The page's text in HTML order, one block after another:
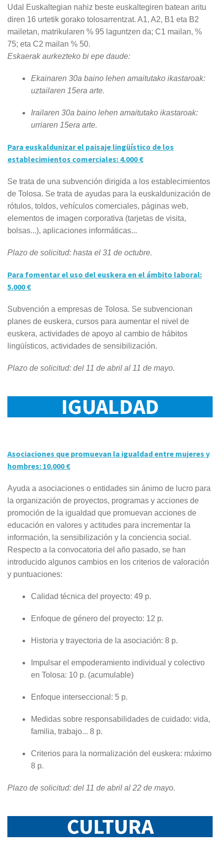
Udal Euskaltegian nahiz beste euskaltegiren batean aritu
diren 16 urtetik gorako tolosarrentzat. A1, A2, B1 eta B2
mailetan, matrikularen % 95 laguntzen da; C1 mailan, %
75; eta C2 mailan % 50.
Eskaerak aurkezteko bi epe daude:
Ekainaren 30a baino lehen amaitutako ikastaroak:
uztailaren 15era arte.
Irailaren 30a baino lehen amaitutako ikastaroak:
urriaren 15era arte.
Para euskaldunizar el paisaje lingüístico de los
establecimientos comerciales: 4.000 €
Se trata de una subvención dirigida a los establecimientos
de Tolosa. Se trata de ayudas para la euskaldunización de
rótulos, toldos, vehículos comerciales, páginas web,
elementos de imagen corporativa (tarjetas de visita,
bolsas...), aplicaciones informáticas...
Plazo de solicitud: hasta el 31 de octubre.
Para fomentar el uso del euskera en el ámbito laboral:
5.000 €
Subvención a empresas de Tolosa. Se subvencionan
planes de euskera, cursos para aumentar el nivel de
euskera, actividades de apoyo al cambio de hábitos
lingüísticos, actividades de sensibilización.
Plazo de solicitud: del 11 de abril al 11 de mayo.
IGUALDAD
Asociaciones que promuevan la igualdad entre mujeres y
hombres: 10.000 €
Ayuda a asociaciones o entidades sin ánimo de lucro para
la organización de proyectos, programas y acciones de
promoción de la igualdad que promuevan acciones de
educación en valores y actitudes para incrementar la
información, la sensibilización y la conciencia social.
Respecto a la convocatoria del año pasado, se han
introducido algunos cambios en los criterios de valoración
y puntuaciones:
Calidad técnica del proyecto: 49 p.
Enfoque de género del proyecto: 12 p.
Historia y trayectoria de la asociación: 8 p.
Impulsar el empoderamiento individual y colectivo
en Tolosa: 10 p. (acumulable)
Enfoque interseccional: 5 p.
Medidas sobre responsabilidades de cuidado: vida,
familia, trabajo... 8 p.
Criterios para la normalización del euskera: máximo
8 p.
Plazo de solicitud: del 11 de abril al 22 de mayo.
CULTURA